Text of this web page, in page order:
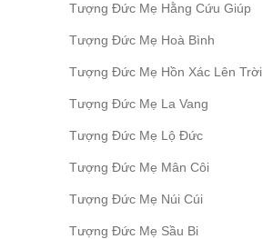
Tượng Đức Mẹ Hằng Cứu Giúp
Tượng Đức Mẹ Hoà Bình
Tượng Đức Mẹ Hồn Xác Lên Trời
Tượng Đức Mẹ La Vang
Tượng Đức Mẹ Lộ Đức
Tượng Đức Mẹ Mân Côi
Tượng Đức Mẹ Núi Cúi
Tượng Đức Mẹ Sầu Bi